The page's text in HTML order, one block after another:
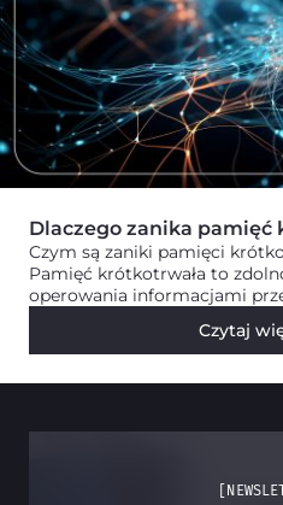
Dlaczego zanika pamięć
Czym są zaniki pamięci
Pamięć krótkotrwała to
operowania informacjami
Czytaj